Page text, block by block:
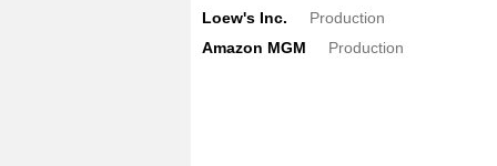
Loew's Inc.
Production
Amazon MGM
Production